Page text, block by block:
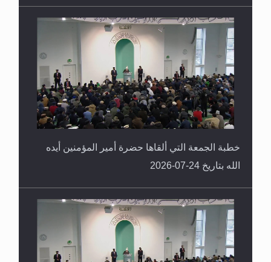
خطبة الجمعة التي ألقاها حضرة أمير المؤمنين أيده
الله بتاريخ 24-07-2026